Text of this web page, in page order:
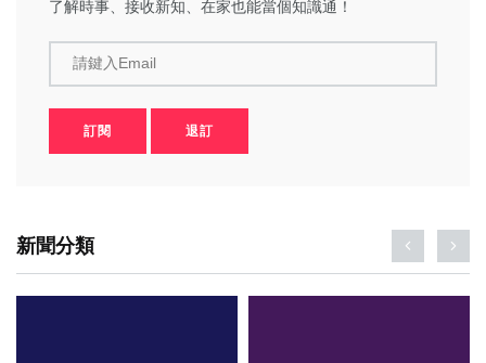
了解時事、接收新知、在家也能當個知識通！
請鍵入Email
訂閱 退訂
新聞分類